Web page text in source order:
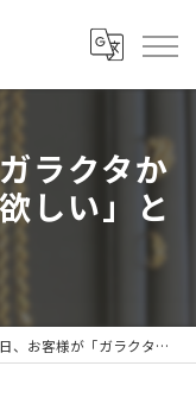
ラクタか
しい」と
様が「ガラクタかもしれないけど見て欲しい」とおっ...